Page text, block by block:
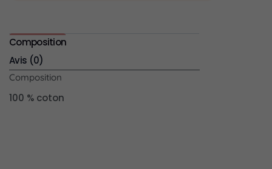
Composition
Avis (0)
Composition
100 % coton